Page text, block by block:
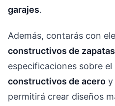
garajes.
Además, contarás con
constructivos de zapatas
especificaciones sobre el
constructivos de acero y
permitirá crear diseños